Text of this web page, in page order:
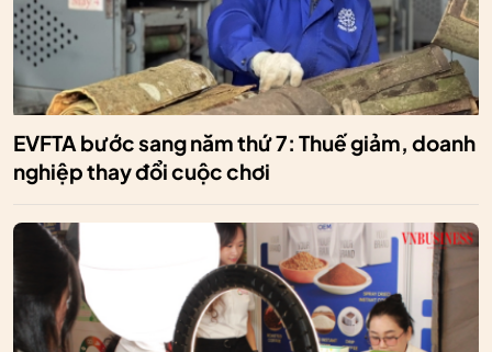
EVFTA bước sang năm thứ 7: Thuế giảm, doanh
nghiệp thay đổi cuộc chơi